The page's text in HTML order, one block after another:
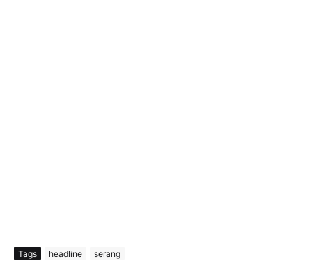
Tags headline serang